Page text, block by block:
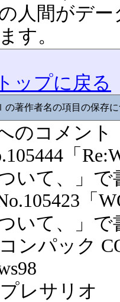
人間がデ
す。
ップに戻る
著作者名の項目の保存
のコメント
「
いて、」で
「
いて、」で
ンパック
レサリオ